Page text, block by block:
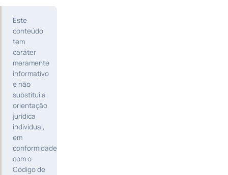
Este
conteúdo
tem
caráter
meramente
informativo
e não
substitui a
orientação
jurídica
individual,
em
conformidade
com o
Código de